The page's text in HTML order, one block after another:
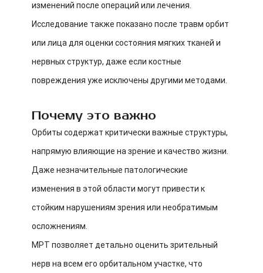
изменений после операций или лечения.
Исследование также показано после травм орбит
или лица для оценки состояния мягких тканей и
нервных структур, даже если костные
повреждения уже исключены другими методами.
Почему это важно
Орбиты содержат критически важные структуры,
напрямую влияющие на зрение и качество жизни.
Даже незначительные патологические
изменения в этой области могут привести к
стойким нарушениям зрения или необратимым
осложнениям.
МРТ позволяет детально оценить зрительный
нерв на всем его орбитальном участке, что